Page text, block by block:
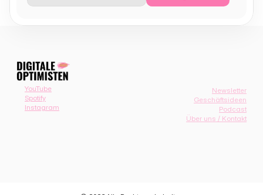
YouTube
Spotify
Instagram
Newsletter
Geschäftsideen
Podcast
Über uns / Kontakt